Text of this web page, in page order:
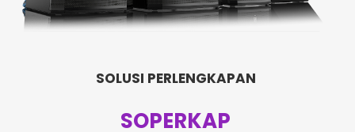
SOLUSI PERLENGKAPAN
SOPERKAP